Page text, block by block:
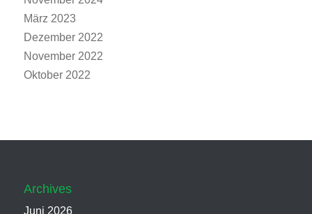
März 2023
Dezember 2022
November 2022
Oktober 2022
Archives
Juni 2026